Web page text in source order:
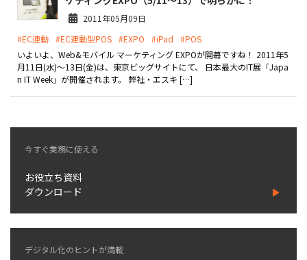
通販受注対応
EC運用支援
継続的に結果を出し続けるECサイトへ
スクラッチ開発
内製化支援
補助金活用支援
導入事例
お役立ち記事
2011年05月09日
#EC連動 #EC連動型POS #EXPO #iPad
#POS
いよいよ、Web&モバイル マーケティング EXPOが開幕ですね！ 2011年5
月11日(水)～13日(金)は、東京ビッグサイトにて、 日本最大のIT展「Japa
n IT Week」が開催されます。 弊社・エスキ […]
今すぐ業務に使える
お役立ち資料
ダウンロード
デジタル化のヒントが満載